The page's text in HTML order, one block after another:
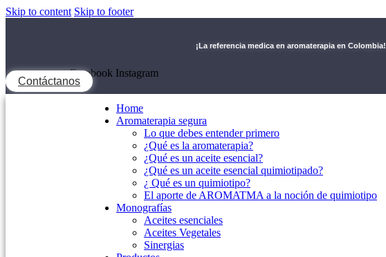
Skip to content Skip to footer
¡La referencia medica en aromaterapia en Colombia!
Facebook Instagram
Contáctanos
Home
Aromaterapia segura
Lo que debes entender primero
¿Qué es la aromaterapia?
¿Qué es un aceite esencial?
¿Qué es un aceite esencial quimiotipado?
¿ Qué es un quimiotipo?
El aporte de AROMATMA a la noción de quimiotipo
Monografías
Aceites esenciales
Aceites Vegetales
Sinergias